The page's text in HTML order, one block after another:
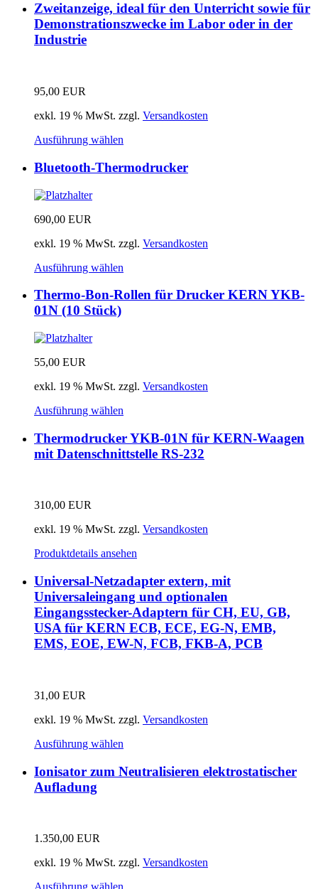
Zweitanzeige, ideal für den Unterricht sowie für
Demonstrationszwecke im Labor oder in der
Industrie
95,00 EUR
exkl. 19 % MwSt. zzgl. Versandkosten
Ausführung wählen
Bluetooth-Thermodrucker
690,00 EUR
exkl. 19 % MwSt. zzgl. Versandkosten
Ausführung wählen
Thermo-Bon-Rollen für Drucker KERN YKB-
01N (10 Stück)
55,00 EUR
exkl. 19 % MwSt. zzgl. Versandkosten
Ausführung wählen
Thermodrucker YKB-01N für KERN-Waagen
mit Datenschnittstelle RS-232
310,00 EUR
exkl. 19 % MwSt. zzgl. Versandkosten
Produktdetails ansehen
Universal-Netzadapter extern, mit
Universaleingang und optionalen
Eingangsstecker-Adaptern für CH, EU, GB,
USA für KERN ECB, ECE, EG-N, EMB,
EMS, EOE, EW-N, FCB, FKB-A, PCB
31,00 EUR
exkl. 19 % MwSt. zzgl. Versandkosten
Ausführung wählen
Ionisator zum Neutralisieren elektrostatischer
Aufladung
1.350,00 EUR
exkl. 19 % MwSt. zzgl. Versandkosten